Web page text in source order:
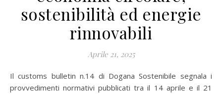
sostenibilità ed energie
rinnovabili
Aprile 21, 2025
Il customs bulletin n.14 di Dogana Sostenibile segnala i
provvedimenti normativi pubblicati tra il 14 aprile e il 21